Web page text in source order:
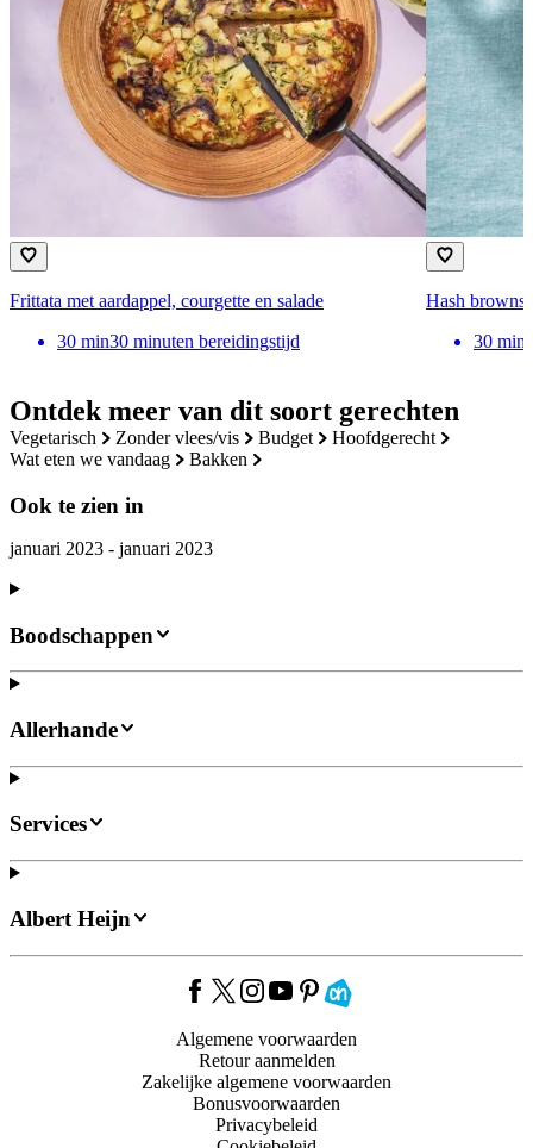
Ontdek meer van dit soort gerechten
vegetarisch zonder vlees/vis budget
hoofdgerecht
wat eten we vandaag
bakken
Ook te zien in
januari 2023 - januari 2023
Frittata met aardappel, courgette en salade
30 min30 minuten bereidingstijd
Hash browns
30 min
Boodschappen
Allerhande
Services
Albert Heijn
Algemene voorwaarden
Retour aanmelden
Zakelijke algemene voorwaarden
Bonusvoorwaarden
Privacybeleid